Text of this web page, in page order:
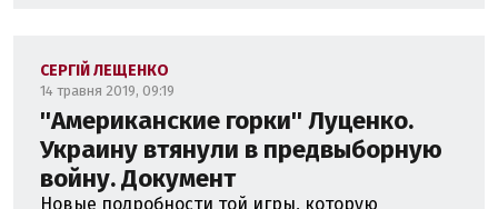
СЕРГІЙ ЛЕЩЕНКО
14 травня 2019, 09:19
''Американские горки'' Луценко.
Украину втянули в предвыборную
войну. Документ
Новые подробности той игры, которую